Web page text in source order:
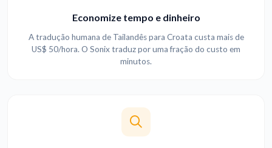
Economize tempo e dinheiro
A tradução humana de Tailandês para Croata custa mais de
US$ 50/hora. O Sonix traduz por uma fração do custo em
minutos.